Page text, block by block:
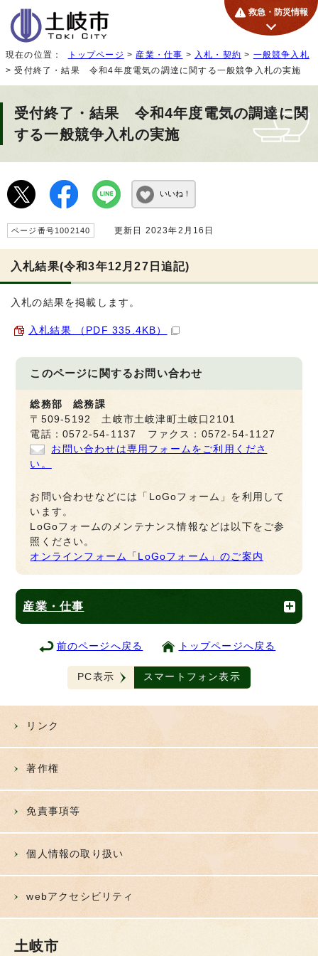
救急・防災情報
現在の位置： トップページ > 産業・仕事 > 入札・契約 > 一般競争入札
> 受付終了・結果 令和4年度電気の調達に関する一般競争入札の実施
受付終了・結果 令和4年度電気の調達に関
する一般競争入札の実施
いいね！
ページ番号1002140 更新日 2023年2月16日
入札結果(令和3年12月27日追記)
入札の結果を掲載します。
入札結果 （PDF 335.4KB）
このページに関するお問い合わせ
総務部 総務課
〒509-5192 土岐市土岐津町土岐口2101
電話：0572-54-1137 ファクス：0572-54-1127
お問い合わせは専用フォームをご利用くださ
い。
お問い合わせなどには「LoGoフォーム」を利用して
います。
LoGoフォームのメンテナンス情報などは以下をご参
照ください。
オンラインフォーム「LoGoフォーム」のご案内
産業・仕事
前のページへ戻る トップページへ戻る
PC表示 スマートフォン表示
リンク
著作権
免責事項等
個人情報の取り扱い
webアクセシビリティ
土岐市